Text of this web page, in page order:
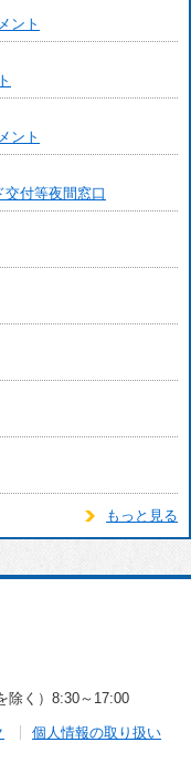
ント
ント
交付等夜間窓口
もっと見る
除く）8:30～17:00
個人情報の取り扱い